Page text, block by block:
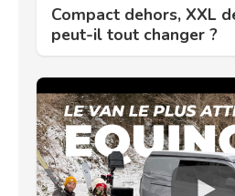
Compact dehors, XXL
peut-il tout changer ?